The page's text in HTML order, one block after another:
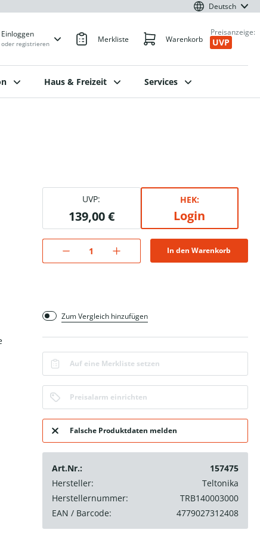
Deutsch
Einloggen
oder registrieren Merkliste Warenkorb
Preisanzeige:
UVP
Haus & Freizeit Services
UVP:
139,00 €
HEK:
Login
In den Warenkorb
Zum Vergleich hinzufügen
Auf eine Merkliste setzen
Preisalarm einrichten
Falsche Produktdaten melden
Art.Nr.:
157475
Hersteller:
Teltonika
Herstellernummer:
TRB140003000
EAN / Barcode:
4779027312408